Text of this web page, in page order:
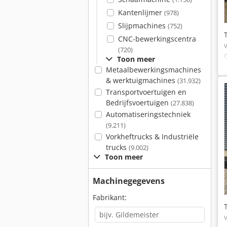
Kantenlijmer (978)
Slijpmachines (752)
CNC-bewerkingscentra
(720)
Toon meer
Metaalbewerkingsmachines
& werktuigmachines (31.932)
Transportvoertuigen en
Bedrijfsvoertuigen (27.838)
Automatiseringstechniek
(9.211)
Vorkheftrucks & Industriële
trucks (9.002)
Toon meer
Machinegegevens
Fabrikant: